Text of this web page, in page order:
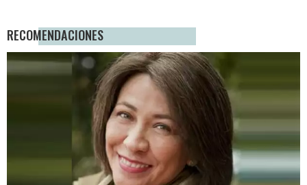
RECOMENDACIONES